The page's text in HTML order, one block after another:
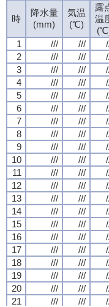
時
降水量
(mm)
気温
(℃)
露
温
1
/// ///
2
/// ///
3
/// ///
4
/// ///
5
/// ///
6
/// ///
7
/// ///
8
/// ///
9
/// ///
10
/// ///
11
/// ///
12
/// ///
13
/// ///
14
/// ///
15
/// ///
16
/// ///
17
/// ///
18
/// ///
19
/// ///
20
/// ///
21
/// ///
時
降水量
(mm)
気温
(℃)
露
温
1
/// ///
2
/// ///
3
/// ///
4
/// ///
5
/// ///
6
/// ///
7
/// ///
8
/// ///
9
/// ///
10
/// ///
11
/// ///
12
/// ///
13
/// ///
14
/// ///
15
/// ///
16
/// ///
17
/// ///
18
/// ///
19
/// ///
20
/// ///
21
/// ///
時
降水量
(mm)
気温
(℃)
露
温
1
/// ///
2
/// ///
3
/// ///
4
/// ///
5
/// ///
6
/// ///
7
/// ///
8
/// ///
9
/// ///
10
/// ///
11
/// ///
12
/// ///
13
/// ///
14
/// ///
15
/// ///
16
/// ///
17
/// ///
18
/// ///
19
/// ///
20
/// ///
21
/// ///
時
降水量
(mm)
気温
(℃)
露
温
1
/// ///
2
/// ///
3
/// ///
4
/// ///
5
/// ///
6
/// ///
7
/// ///
8
/// ///
9
/// ///
10
/// ///
11
/// ///
12
/// ///
13
/// ///
14
/// ///
15
/// ///
16
/// ///
17
/// ///
18
/// ///
19
/// ///
20
/// ///
21
/// ///